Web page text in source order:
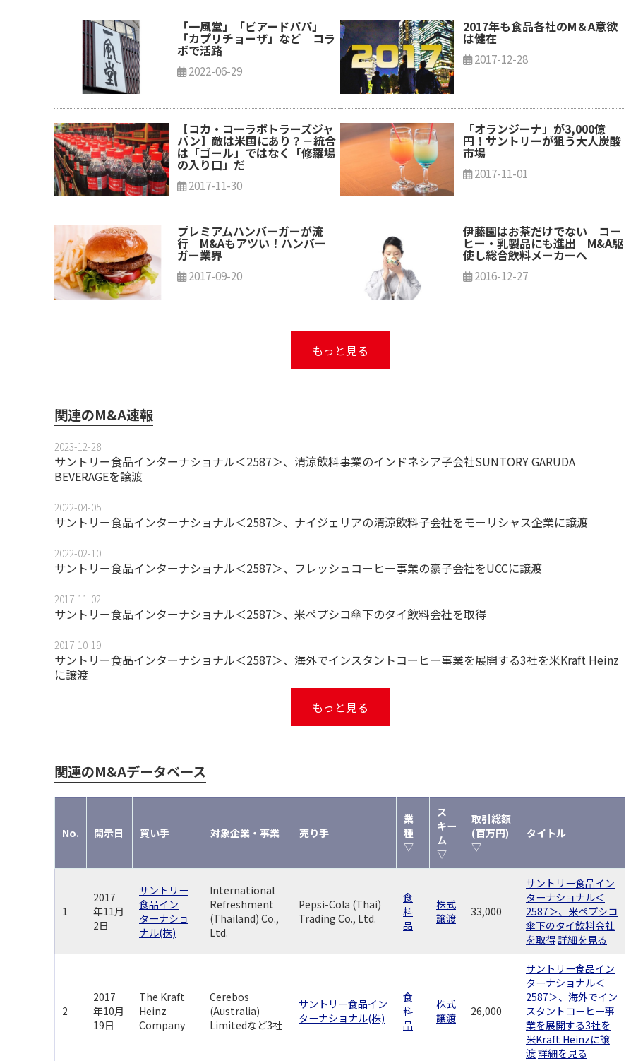
「一風堂」「ビアードパパ」
「カプリチョーザ」など コラ
ボで活路
2022-06-29
2017年も食品各社のM＆A意欲
は健在
2017-12-28
【コカ・コーラボトラーズジャ
パン】敵は米国にあり？－統合
は「ゴール」ではなく「修羅場
の入り口」だ
2017-11-30
「オランジーナ」が3,000億
円！サントリーが狙う大人炭酸
市場
2017-11-01
プレミアムハンバーガーが流
行 M&Aもアツい！ハンバー
ガー業界
2017-09-20
伊藤園はお茶だけでない コー
ヒー・乳製品にも進出 M&A駆
使し総合飲料メーカーへ
2016-12-27
もっと見る
関連のM&A速報
2023-12-28
サントリー食品インターナショナル＜2587＞、清涼飲料事業のインドネシア子会社SUNTORY GARUDA
BEVERAGEを譲渡
2022-04-05
サントリー食品インターナショナル＜2587＞、ナイジェリアの清涼飲料子会社をモーリシャス企業に譲渡
2022-02-10
サントリー食品インターナショナル＜2587＞、フレッシュコーヒー事業の豪子会社をUCCに譲渡
2017-11-02
サントリー食品インターナショナル＜2587＞、米ペプシコ傘下のタイ飲料会社を取得
2017-10-19
サントリー食品インターナショナル＜2587＞、海外でインスタントコーヒー事業を展開する3社を米Kraft Heinz
に譲渡
もっと見る
関連のM&Aデータベース
No. 開示日 買い手 対象企業・事業 売り手
業
種
▽
ス
キー
ム
▽
取引総額
(百万円)
▽
タイトル
1
2017
年11月
2日
サントリー
食品イン
ターナショ
ナル(株)
International
Refreshment
(Thailand) Co.,
Ltd.
Pepsi-Cola (Thai)
Trading Co., Ltd.
食
料
品
株式
譲渡
33,000
サントリー食品イン
ターナショナル＜
2587＞、米ペプシコ
傘下のタイ飲料会社
を取得詳細を見る
2
2017
年10月
19日
The Kraft
Heinz
Company
Cerebos
(Australia)
Limitedなど3社
サントリー食品イン
ターナショナル(株)
食
料
品
株式
譲渡
26,000
サントリー食品イン
ターナショナル＜
2587＞、海外でイン
スタントコーヒー事
業を展開する3社を
米Kraft Heinzに譲
渡詳細を見る